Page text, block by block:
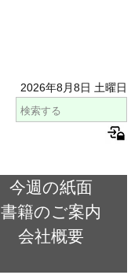
2026年8月8日 土曜日
今週の紙面
書籍のご案内
会社概要